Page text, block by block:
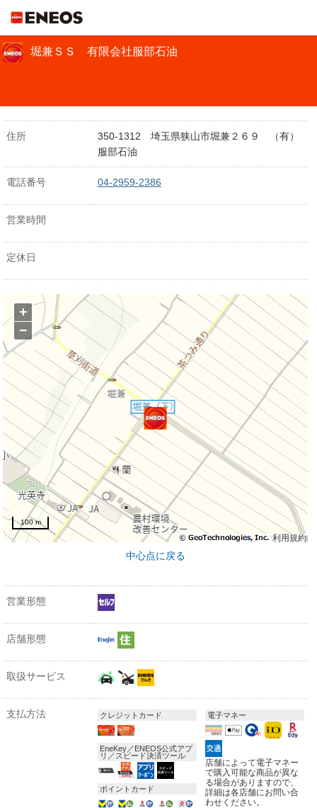
堀兼ＳＳ 有限会社服部石油
住所
350-1312 埼玉県狭山市堀兼２６９ （有）
服部石油
電話番号 04-2959-2386
営業時間
定休日
利用規約
+
−
100 m
中心点に戻る
営業形態
店舗形態
取扱サービス
支払方法 クレジットカード
EneKey／ENEOS公式アプ
リ／スピード決済ツール
ポイントカード
電子マネー
店舗によって電子マネー
で購入可能な商品が異な
る場合がありますので、
詳細は各店舗にお問い合
わせください。